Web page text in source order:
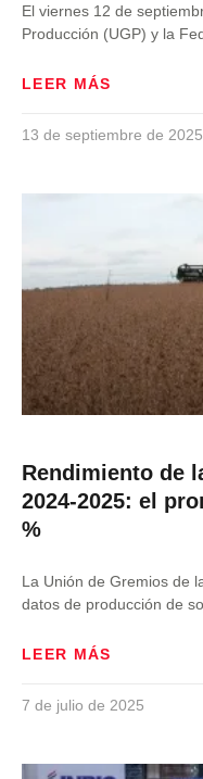
El viernes 12 de
Producción (UGP) y la
LEER MÁS
13 de septiembre de 2025
Rendimiento de
2024-2025: el
%
La Unión de Gremios de
datos de producción de
LEER MÁS
7 de julio de 2025